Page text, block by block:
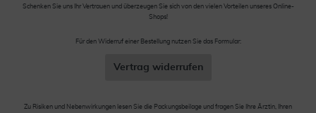
Schenken Sie uns Ihr Vertrauen und überzeugen Sie sich von den vielen Vorteilen unseres Online-
Shops!
Für den Widerruf einer Bestellung nutzen Sie das Formular:
Vertrag widerrufen
Zu Risiken und Nebenwirkungen lesen Sie die Packungsbeilage und fragen Sie Ihre Ärztin, Ihren